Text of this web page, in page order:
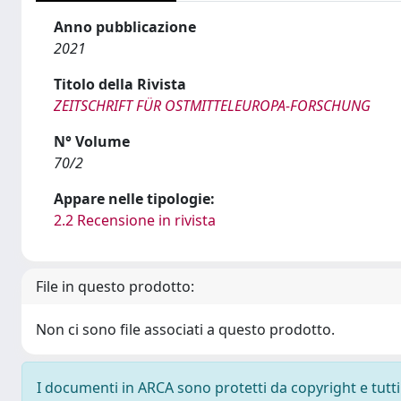
Anno pubblicazione
2021
Titolo della Rivista
ZEITSCHRIFT FÜR OSTMITTELEUROPA-FORSCHUNG
N° Volume
70/2
Appare nelle tipologie:
2.2 Recensione in rivista
File in questo prodotto:
Non ci sono file associati a questo prodotto.
I documenti in ARCA sono protetti da copyright e